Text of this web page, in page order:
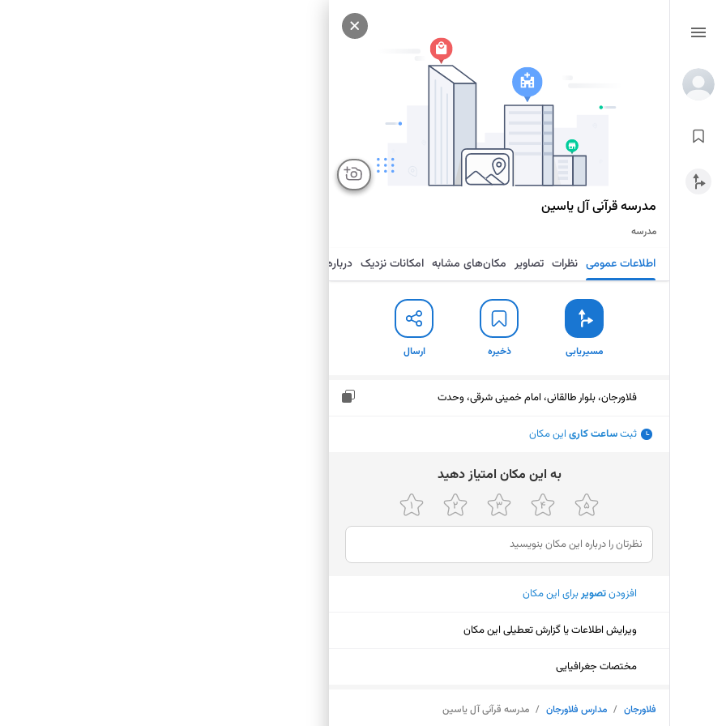
مدرسه قرآنی آل یاسین
مدرسه
اطلاعات عمومی نظرات تصاویر مکان‌های مشابه امکانات نزدیک درباره
مسیریابی ذخیره ارسال
فلاورجان، بلوار طالقانی، امام خمینی شرقی، وحدت
ثبتساعت کاری این مکان
ﺑﻪ اﯾﻦ ﻣﮑﺎن اﻣﺘﯿﺎز دﻫﯿﺪ
افزودنتصویربرای این مکان
ویرایش اطلاعات یا گزارش تعطیلی این مکان
مختصات جغرافیایی
فلاورجان / مدارس فلاورجان / مدرسه قرآنی آل یاسین